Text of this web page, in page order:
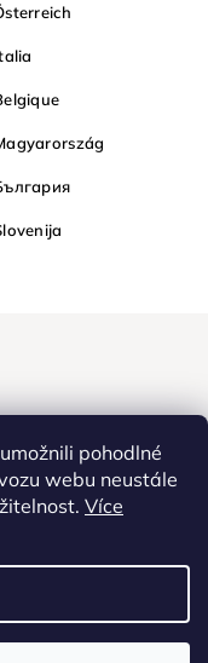
pohodlné
webu neustále
Více
obav. Díky HTTPS